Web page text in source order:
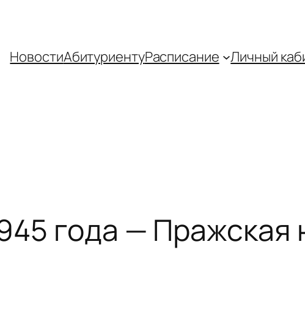
НовостиАбитуриентуРаспиcание Личный
года — Пражская